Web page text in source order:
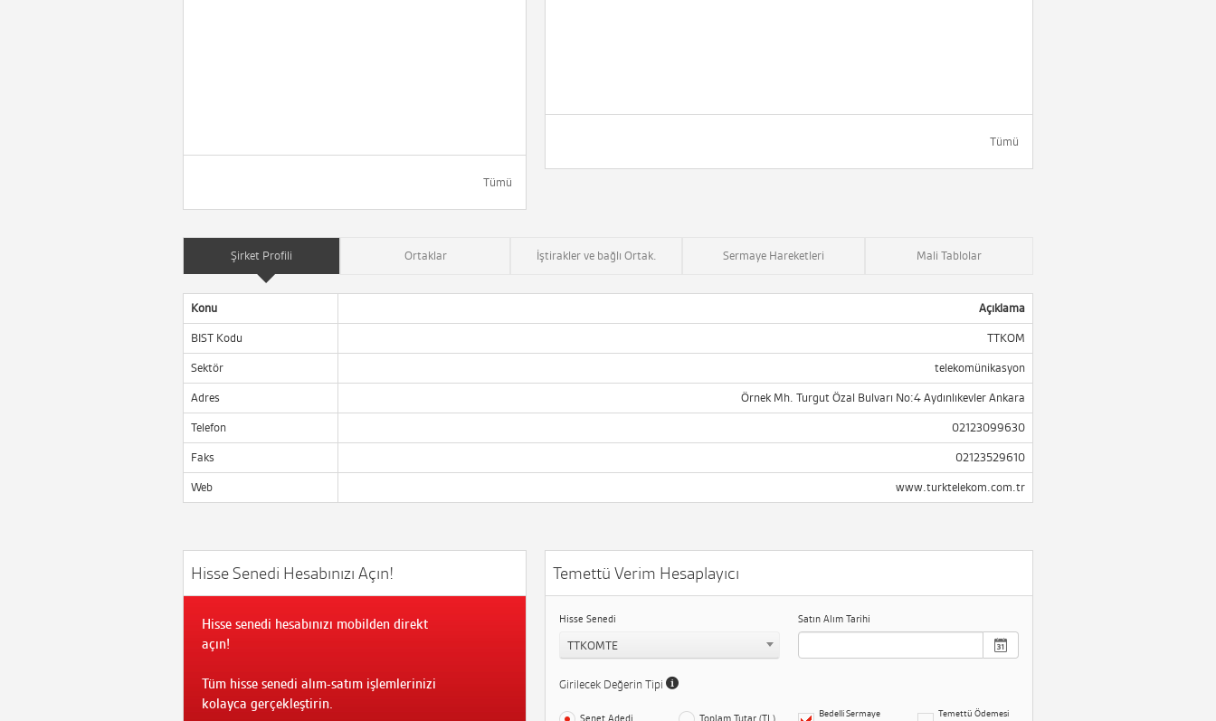
Tümü
Tümü
Şirket Profili Ortaklar İştirakler ve bağlı Ortak. Sermaye Hareketleri Mali Tablolar
Konu Açıklama
BIST Kodu TTKOM
Sektör telekomünikasyon
Adres Örnek Mh. Turgut Özal Bulvarı No:4 Aydınlıkevler Ankara
Telefon 02123099630
Faks 02123529610
Web www.turktelekom.com.tr
Hisse Senedi Hesabınızı Açın!
Hisse senedi hesabınızı mobilden direkt
açın!
Tüm hisse senedi alım-satım işlemlerinizi
kolayca gerçekleştirin.
Temettü Verim Hesaplayıcı
Hisse Senedi
TTKOMTE
Satın Alım Tarihi
Girilecek Değerin Tipi
Senet Adedi Toplam Tutar (TL) Bedelli Sermaye Temettü Ödemesi